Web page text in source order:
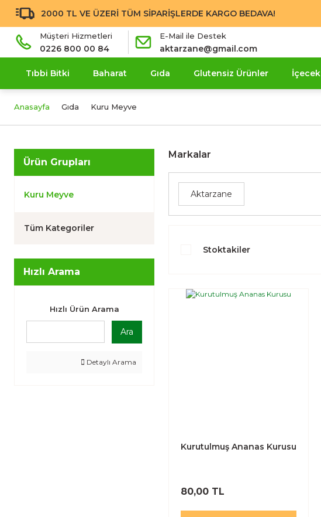
2000 TL VE ÜZERİ TÜM SİPARİŞLERDE KARGO BEDAVA!
Müşteri Hizmetleri
0226 800 00 84
E-Mail ile Destek
aktarzane@gmail.com
Tıbbi Bitki Baharat Gıda Glutensiz Ürünler İçecek
Anasayfa Gıda Kuru Meyve
Ürün Grupları
Kuru Meyve
Tüm Kategoriler
Hızlı Arama
Hızlı Ürün Arama
Ara
Detaylı Arama
Markalar
Aktarzane
Stoktakiler
Kurutulmuş Ananas Kurusu
80,00 TL